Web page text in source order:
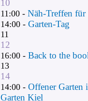
10
11:00 -Näh-Treffen für
14:00 -Garten-Tag
11
12
16:00 -Back to the
13
14
14:00 -Offener Garten
Garten Kiel